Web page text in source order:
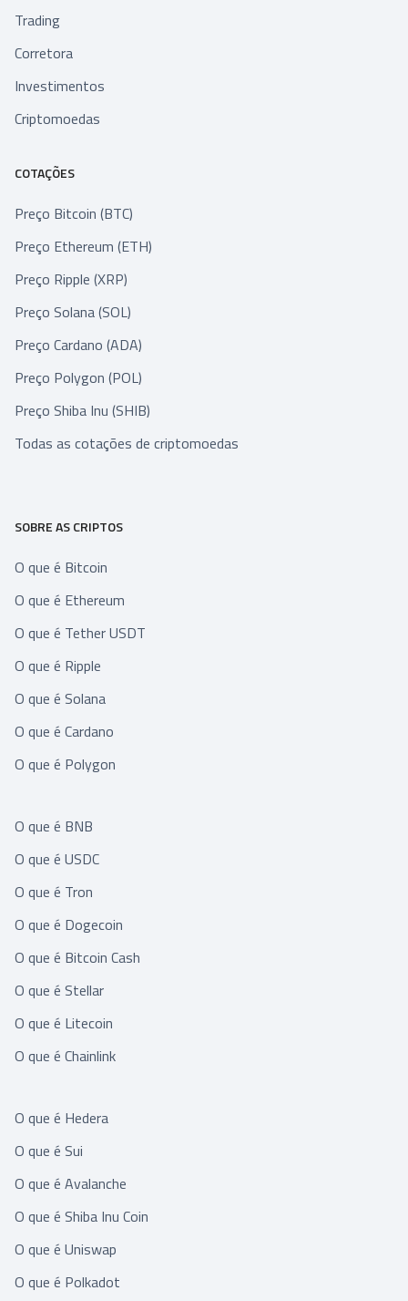
Trading
Corretora
Investimentos
Criptomoedas
COTAÇÕES
Preço Bitcoin (BTC)
Preço Ethereum (ETH)
Preço Ripple (XRP)
Preço Solana (SOL)
Preço Cardano (ADA)
Preço Polygon (POL)
Preço Shiba Inu (SHIB)
Todas as cotações de criptomoedas
SOBRE AS CRIPTOS
O que é Bitcoin
O que é Ethereum
O que é Tether USDT
O que é Ripple
O que é Solana
O que é Cardano
O que é Polygon
O que é BNB
O que é USDC
O que é Tron
O que é Dogecoin
O que é Bitcoin Cash
O que é Stellar
O que é Litecoin
O que é Chainlink
O que é Hedera
O que é Sui
O que é Avalanche
O que é Shiba Inu Coin
O que é Uniswap
O que é Polkadot